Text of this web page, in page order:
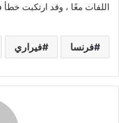
اللفات معًا ، وقد ارتكبت
فرنسا فيراري